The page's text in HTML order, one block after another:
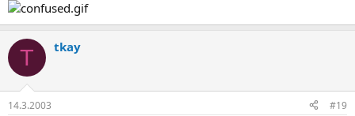
T tkay
14.3.2003 #19